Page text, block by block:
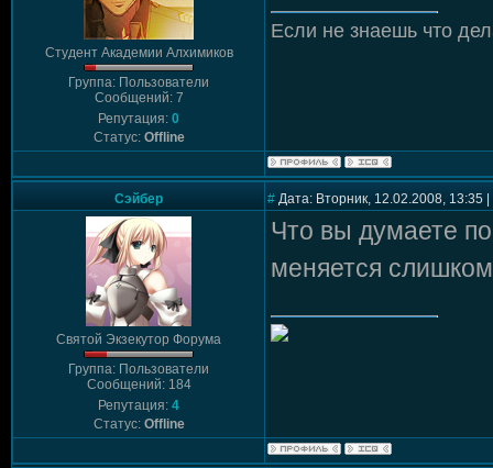
Студент Академии Алхимиков
Группа: Пользователи
Сообщений: 7
Репутация: 0
Статус: Offline
Если не знаешь что
Сэйбер # Дата: Вторник, 12.02.2008,
Святой Экзекутор Форума
Группа: Пользователи
Сообщений: 184
Репутация: 4
Статус: Offline
Что вы думаете
меняется